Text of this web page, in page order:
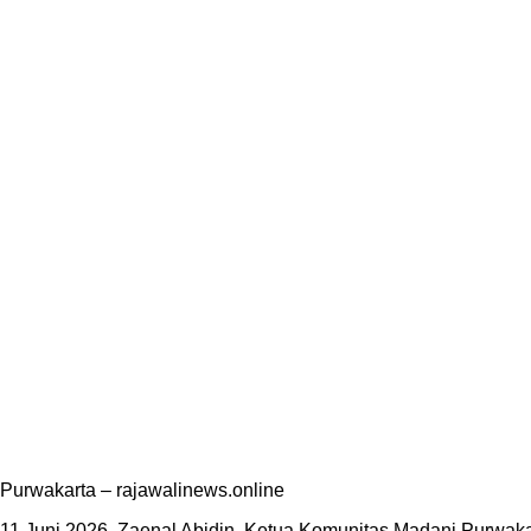
Purwakarta – rajawalinews.online